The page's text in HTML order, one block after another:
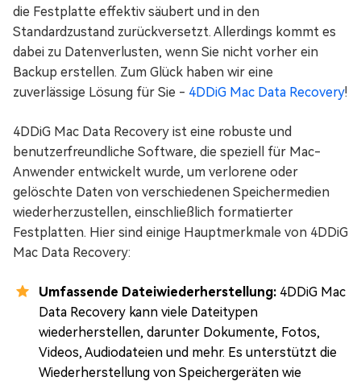
die Festplatte effektiv säubert und in den
Standardzustand zurückversetzt. Allerdings kommt es
dabei zu Datenverlusten, wenn Sie nicht vorher ein
Backup erstellen. Zum Glück haben wir eine
zuverlässige Lösung für Sie - 4DDiG Mac Data Recovery!
4DDiG Mac Data Recovery ist eine robuste und
benutzerfreundliche Software, die speziell für Mac-
Anwender entwickelt wurde, um verlorene oder
gelöschte Daten von verschiedenen Speichermedien
wiederherzustellen, einschließlich formatierter
Festplatten. Hier sind einige Hauptmerkmale von 4DDiG
Mac Data Recovery:
Umfassende Dateiwiederherstellung: 4DDiG Mac
Data Recovery kann viele Dateitypen
wiederherstellen, darunter Dokumente, Fotos,
Videos, Audiodateien und mehr. Es unterstützt die
Wiederherstellung von Speichergeräten wie